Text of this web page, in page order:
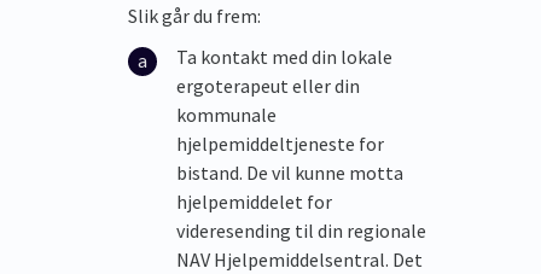
Slik går du frem:
Ta kontakt med din lokale
ergoterapeut eller din
kommunale
hjelpemiddeltjeneste for
bistand. De vil kunne motta
hjelpemiddelet for
videresending til din regionale
NAV Hjelpemiddelsentral. Det